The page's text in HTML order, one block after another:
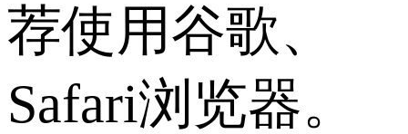
荐使用谷歌、
Safari浏览器。